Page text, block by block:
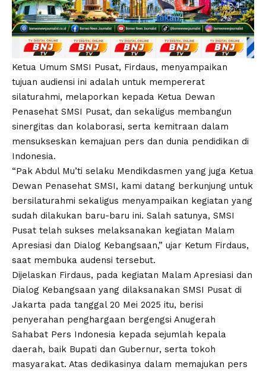
Ketua Umum SMSI Pusat, Firdaus, menyampaikan
tujuan audiensi ini adalah untuk mempererat
silaturahmi, melaporkan kepada Ketua Dewan
Penasehat SMSI Pusat, dan sekaligus membangun
sinergitas dan kolaborasi, serta kemitraan dalam
mensukseskan kemajuan pers dan dunia pendidikan di
Indonesia.
“Pak Abdul Mu’ti selaku Mendikdasmen yang juga Ketua
Dewan Penasehat SMSI, kami datang berkunjung untuk
bersilaturahmi sekaligus menyampaikan kegiatan yang
sudah dilakukan baru-baru ini. Salah satunya, SMSI
Pusat telah sukses melaksanakan kegiatan Malam
Apresiasi dan Dialog Kebangsaan,” ujar Ketum Firdaus,
saat membuka audensi tersebut.
Dijelaskan Firdaus, pada kegiatan Malam Apresiasi dan
Dialog Kebangsaan yang dilaksanakan SMSI Pusat di
Jakarta pada tanggal 20 Mei 2025 itu, berisi
penyerahan penghargaan bergengsi Anugerah
Sahabat Pers Indonesia kepada sejumlah kepala
daerah, baik Bupati dan Gubernur, serta tokoh
masyarakat. Atas dedikasinya dalam memajukan pers